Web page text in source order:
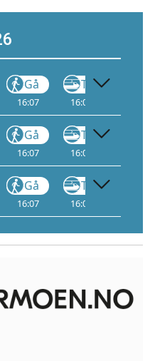
Gå
16:07
Tog
16:08
Gå
16:07
Tog
16:08
Gå
16:07
Tog
16:08